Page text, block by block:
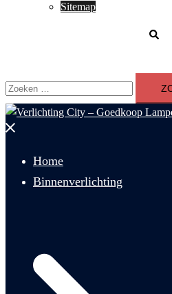
Sitemap
Zoeken
naar:
Menu
Home
Binnenverlichting